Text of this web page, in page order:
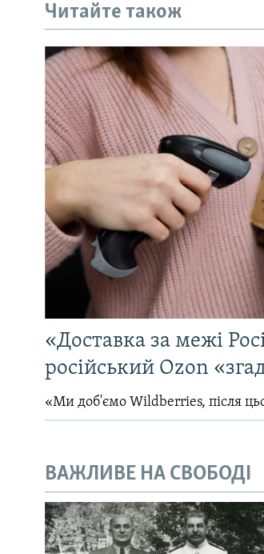
Читайте також
«Доставка за межі
російський Ozon
«Ми доб'ємо Wildberries, після
ВАЖЛИВЕ НА СВОБОДІ